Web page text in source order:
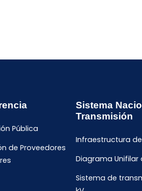
Pública
de Proveedores
Sistema
Transmisión
Infraestructura
Diagrama Unifilar
Sistema de